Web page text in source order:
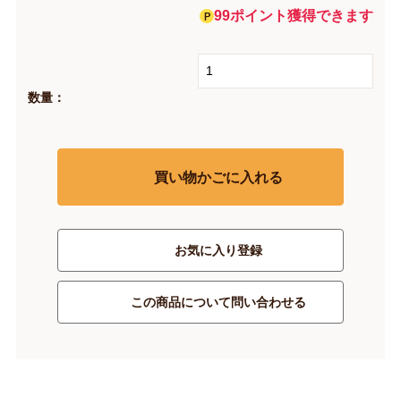
99ポイント獲得できます
数量：
買い物かごに入れる
お気に入り登録
この商品について問い合わせる